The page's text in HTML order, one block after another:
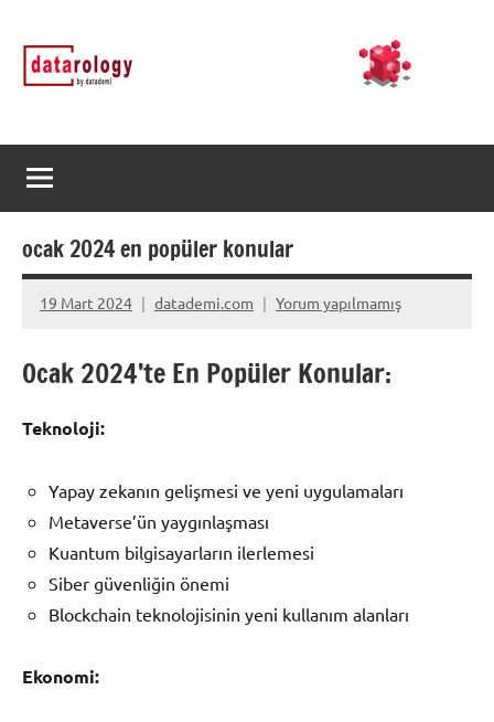
geçDATArology
by
rology
ocak 2024 en popüler konular
19 Mart 2024 datademi.com Yorum yapılmamış
Ocak 2024’te En Popüler Konular:
Teknoloji:
Yapay zekanın gelişmesi ve yeni uygulamaları
Metaverse’ün yaygınlaşması
Kuantum bilgisayarların ilerlemesi
Siber güvenliğin önemi
Blockchain teknolojisinin yeni kullanım alanları
Ekonomi: